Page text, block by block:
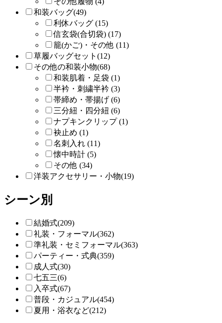
和装バッグ(49)
利休バッグ (15)
信玄袋(合切袋) (17)
籠(かご)・その他 (11)
草履バッグセット(12)
その他の和装小物(68)
和装肌着・足袋 (1)
半衿・刺繍半衿 (3)
帯締め・帯揚げ (6)
三分紐・四分紐 (6)
ナプキンクリップ (1)
袂止め (1)
名刺入れ (11)
懐中時計 (5)
その他 (34)
洋装アクセサリー・小物(19)
シーン別
結婚式(209)
礼装・フォーマル(362)
準礼装・セミフォーマル(363)
パーティー・式典(359)
成人式(30)
七五三(6)
入卒式(67)
普段・カジュアル(454)
夏用・浴衣など(212)